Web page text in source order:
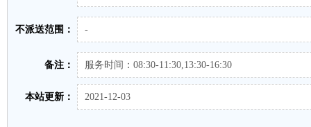
不派送范围： -
备注： 服务时间：08:30-11:30,13:30-16:30
本站更新： 2021-12-03